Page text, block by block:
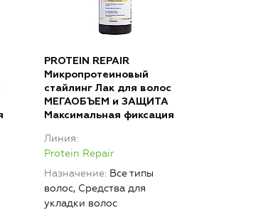
PROTEIN REPAIR
Микропротеиновый
стайлинг Лак для волос
МЕГАОБЪЕМ и ЗАЩИТА
Максимальная фиксация
Линия
Protein Repair
Назначение Все типы
волос, Средства для
укладки волос